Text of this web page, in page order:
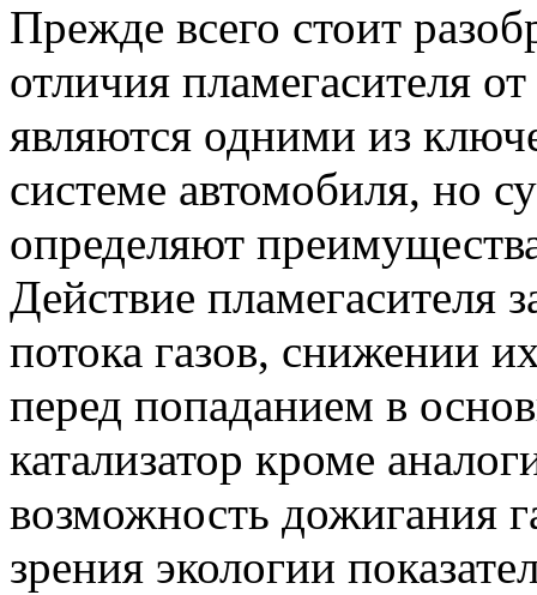
Прежде всего стоит
отличия пламегасителя
являются одними из
системе автомобиля, но
определяют
Действие пламегасителя
потока газов, снижении
перед попаданием в
катализатор кроме
возможность дожигания
зрения экологии